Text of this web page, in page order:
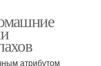
атрибутом